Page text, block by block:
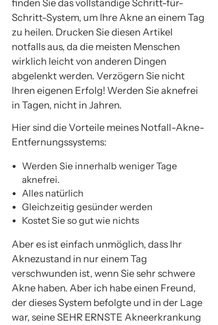
finden Sie das vollständige Schritt-für-
Schritt-System, um Ihre Akne an einem Tag
zu heilen. Drucken Sie diesen Artikel
notfalls aus, da die meisten Menschen
wirklich leicht von anderen Dingen
abgelenkt werden. Verzögern Sie nicht
Ihren eigenen Erfolg! Werden Sie aknefrei
in Tagen, nicht in Jahren.
Hier sind die Vorteile meines Notfall-Akne-
Entfernungssystems:
Werden Sie innerhalb weniger Tage
aknefrei.
Alles natürlich
Gleichzeitig gesünder werden
Kostet Sie so gut wie nichts
Aber es ist einfach unmöglich, dass Ihr
Aknezustand in nur einem Tag
verschwunden ist, wenn Sie sehr schwere
Akne haben. Aber ich habe einen Freund,
der dieses System befolgte und in der Lage
war, seine SEHR ERNSTE Akneerkrankung